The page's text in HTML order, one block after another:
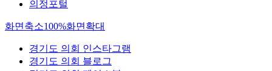
의정포털
화면축소100%화면확대
경기도 의회 인스타그램
경기도 의회 블로그